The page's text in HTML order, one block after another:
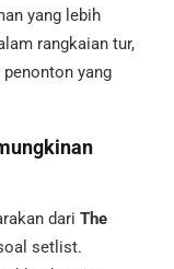
yang lebih
rangkaian tur,
yang
dari The
setlist.